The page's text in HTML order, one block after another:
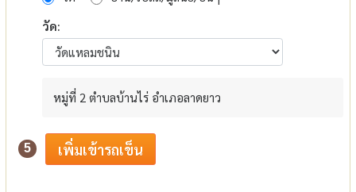
วัด:
หมู่ที่ 2 ตำบลบ้านไร่ อำเภอลาดยาว
5